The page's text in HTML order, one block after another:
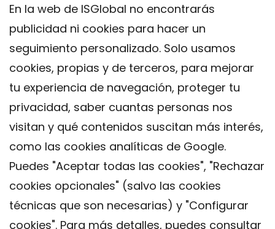
En la web de ISGlobal no encontrarás
publicidad ni cookies para hacer un
seguimiento personalizado. Solo usamos
cookies, propias y de terceros, para mejorar
tu experiencia de navegación, proteger tu
privacidad, saber cuantas personas nos
visitan y qué contenidos suscitan más interés,
como las cookies analíticas de Google.
Puedes "Aceptar todas las cookies", "Rechazar
cookies opcionales" (salvo las cookies
técnicas que son necesarias) y "Configurar
cookies". Para más detalles, puedes consultar
Contacto